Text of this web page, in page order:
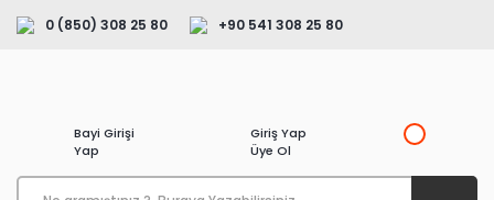
0 (850) 308 25 80 +90 541 308 25 80
Bayi Girişi
Yap
Giriş Yap
Üye Ol